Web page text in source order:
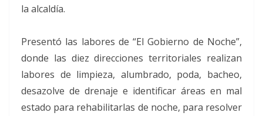
la alcaldía.
Presentó las labores de “El Gobierno de Noche”,
donde las diez direcciones territoriales realizan
labores de limpieza, alumbrado, poda, bacheo,
desazolve de drenaje e identificar áreas en mal
estado para rehabilitarlas de noche, para resolver